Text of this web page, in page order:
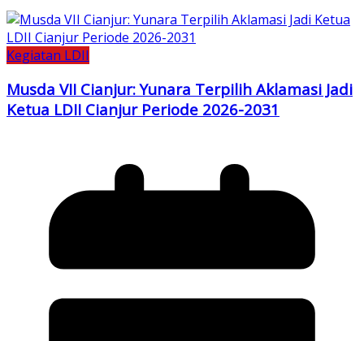
Kegiatan LDII
Musda VII Cianjur: Yunara Terpilih Aklamasi Jadi
Ketua LDII Cianjur Periode 2026-2031